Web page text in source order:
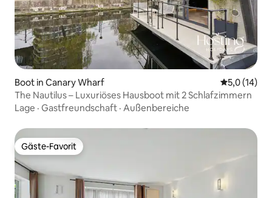
Boot in Canary Wharf
5,0 (14)
The Nautilus – Luxuriöses Hausboot mit 2 Schlafzimmern
Lage · Gastfreundschaft · Außenbereiche
Gäste-Favorit
Gäste-Favorit